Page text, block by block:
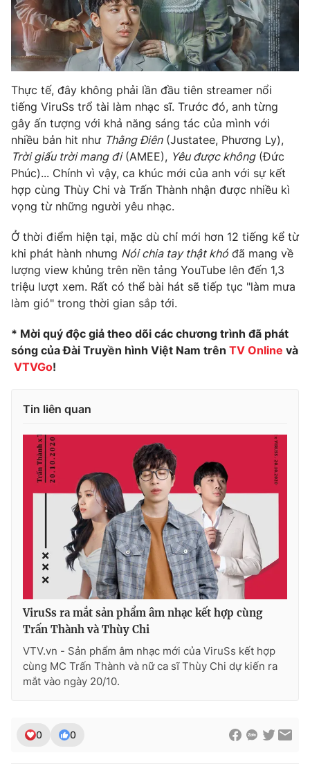
Thực tế, đây không phải lần đầu tiên streamer nổi
tiếng ViruSs trổ tài làm nhạc sĩ. Trước đó, anh từng
gây ấn tượng với khả năng sáng tác của mình với
nhiều bản hit như Thằng Điên(Justatee, Phương Ly),
Trời giấu trời mang đi(AMEE), Yêu được không(Đức
Phúc)... Chính vì vậy, ca khúc mới của anh với sự kết
hợp cùng Thùy Chi và Trấn Thành nhận được nhiều kì
vọng từ những người yêu nhạc.
Ở thời điểm hiện tại, mặc dù chỉ mới hơn 12 tiếng kể từ
khi phát hành nhưng Nói chia tay thật khó đã mang về
lượng view khủng trên nền tảng YouTube lên đến 1,3
triệu lượt xem. Rất có thể bài hát sẽ tiếp tục "làm mưa
làm gió" trong thời gian sắp tới.
* Mời quý độc giả theo dõi các chương trình đã phát
sóng của Đài Truyền hình Việt Nam trên TV Online và
VTVGo!
Tin liên quan
ViruSs ra mắt sản phẩm âm nhạc kết hợp cùng
Trấn Thành và Thùy Chi
VTV.vn - Sản phẩm âm nhạc mới của ViruSs kết hợp
cùng MC Trấn Thành và nữ ca sĩ Thùy Chi dự kiến ra
mắt vào ngày 20/10.
0 0